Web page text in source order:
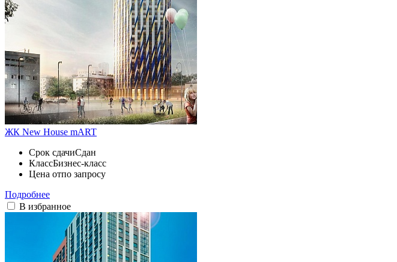
ЖК New House mART
Срок сдачиСдан
КлассБизнес-класс
Цена отпо запросу
Подробнее
В избранное